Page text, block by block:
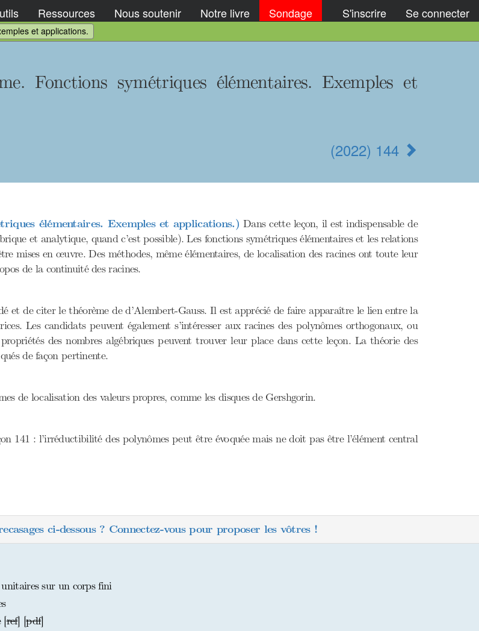
Ressources Nous soutenir Notre livre Sondage S'inscrire Se connecter
et applications.
Fonctions symétriques élémentaires. Exemples et
(2022) 144
élémentaires. Exemples et applications.) Dans cette leçon, il est indispensable de
et analytique, quand c’est possible). Les fonctions symétriques élémentaires et les relations
mises en œuvre. Des méthodes, même élémentaires, de localisation des racines ont toute leur
de la continuité des racines.
de citer le théorème de d’Alembert-Gauss. Il est apprécié de faire apparaître le lien entre la
Les candidats peuvent également s’intéresser aux racines des polynômes orthogonaux, ou
des nombres algébriques peuvent trouver leur place dans cette leçon. La théorie des
de façon pertinente.
de localisation des valeurs propres, comme les disques de Gershgorin.
141 : l’irréductibilité des polynômes peut être évoquée mais ne doit pas être l’élément central
ci-dessous ? Connectez-vous pour proposer les vôtres !
sur un corps fini
[ref] [pdf]